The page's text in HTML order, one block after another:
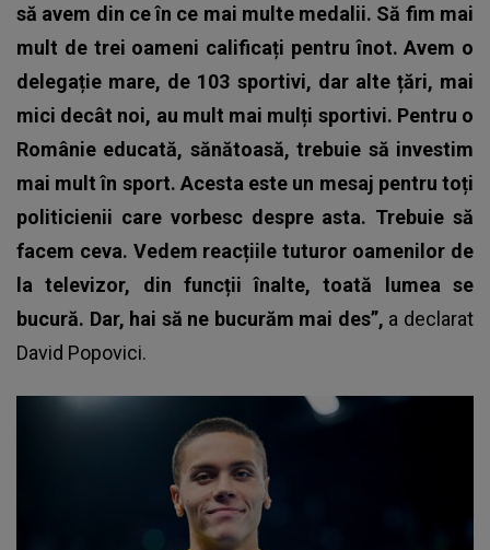
să avem din ce în ce mai multe medalii. Să fim mai
mult de trei oameni calificați pentru înot. Avem o
delegație mare, de 103 sportivi, dar alte țări, mai
mici decât noi, au mult mai mulți sportivi. Pentru o
Românie educată, sănătoasă, trebuie să investim
mai mult în sport. Acesta este un mesaj pentru toți
politicienii care vorbesc despre asta. Trebuie să
facem ceva. Vedem reacțiile tuturor oamenilor de
la televizor, din funcții înalte, toată lumea se
bucură. Dar, hai să ne bucurăm mai des”, a declarat
David Popovici.